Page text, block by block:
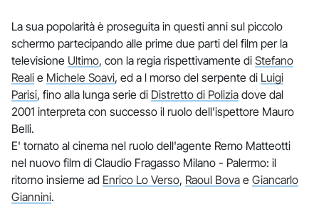
La sua popolarità è proseguita in questi anni sul piccolo
schermo partecipando alle prime due parti del film per la
televisione Ultimo, con la regia rispettivamente di Stefano
Reali e Michele Soavi, ed a l morso del serpente di Luigi
Parisi, fino alla lunga serie di Distretto di Polizia dove dal
2001 interpreta con successo il ruolo dell'ispettore Mauro
Belli.
E' tornato al cinema nel ruolo dell'agente Remo Matteotti
nel nuovo film di Claudio Fragasso Milano - Palermo: il
ritorno insieme ad Enrico Lo Verso, Raoul Bova e Giancarlo
Giannini.